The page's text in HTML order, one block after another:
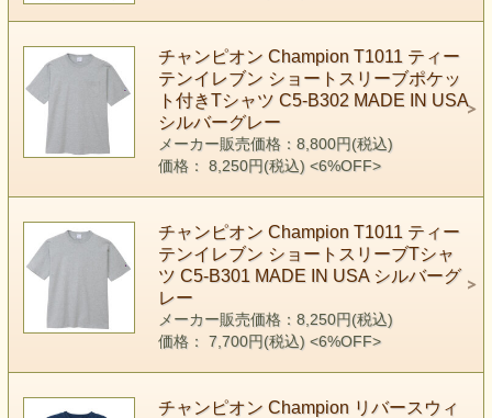
チャンピオン Champion T1011 ティー
テンイレブン ショートスリーブポケッ
ト付きTシャツ C5-B302 MADE IN USA
シルバーグレー
メーカー販売価格：8,800円(税込)
価格： 8,250円(税込) <6%OFF>
チャンピオン Champion T1011 ティー
テンイレブン ショートスリーブTシャ
ツ C5-B301 MADE IN USA シルバーグ
レー
メーカー販売価格：8,250円(税込)
価格： 7,700円(税込) <6%OFF>
チャンピオン Champion リバースウィ